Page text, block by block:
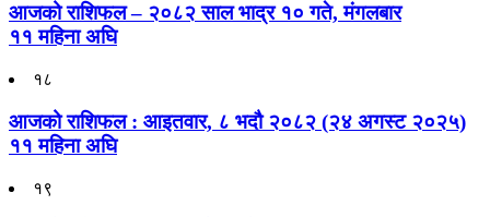
आजको राशिफल – २०८२ साल भाद्र १० गते, मंगलबार
११ महिना अघि
१८
आजको राशिफल : आइतवार, ८ भदौ २०८२ (२४ अगस्ट २०२५)
११ महिना अघि
१९